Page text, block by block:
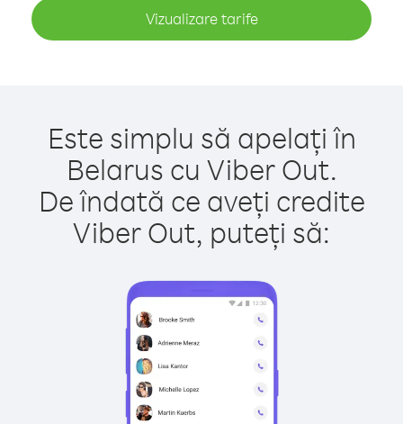
Vizualizare tarife
Este simplu să apelați în
Belarus cu Viber Out.
De îndată ce aveți credite
Viber Out, puteți să: